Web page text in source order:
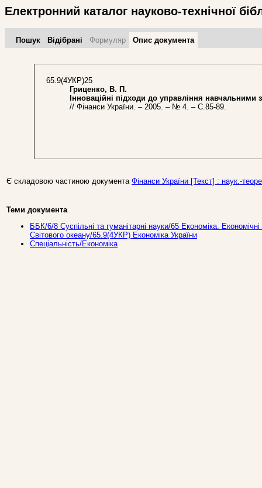
Електронний каталог науково-технічної
Пошук Відібрані Формуляр Опис документа
65.9(4УКР)25
Гриценко, В. П.
Інноваційні підходи до управління навчальними
// Фінанси України. – 2005. – № 4. – С.85-89.
Є складовою частиною документа Фінанси України [Текст] : наук.-
Теми документа
ББК/6/8 Суспільні та гуманітарні науки/65 Економіка.
Світового океану/65.9(4УКР) Економіка України
Спеціальність/Економіка